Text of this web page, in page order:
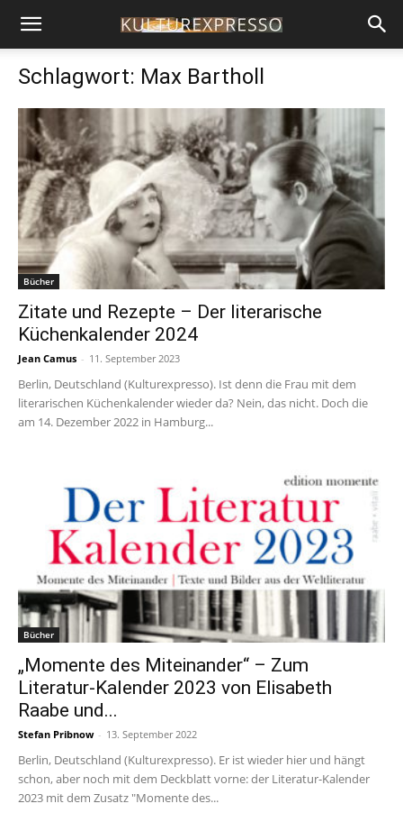
Schlagwort: Max Bartholl
Bücher
Zitate und Rezepte – Der literarische
Küchenkalender 2024
Jean Camus - 11. September 2023
Berlin, Deutschland (Kulturexpresso). Ist denn die Frau mit dem
literarischen Küchenkalender wieder da? Nein, das nicht. Doch die
am 14. Dezember 2022 in Hamburg...
Bücher
„Momente des Miteinander“ – Zum
Literatur-Kalender 2023 von Elisabeth
Raabe und...
Stefan Pribnow - 13. September 2022
Berlin, Deutschland (Kulturexpresso). Er ist wieder hier und hängt
schon, aber noch mit dem Deckblatt vorne: der Literatur-Kalender
2023 mit dem Zusatz "Momente des...